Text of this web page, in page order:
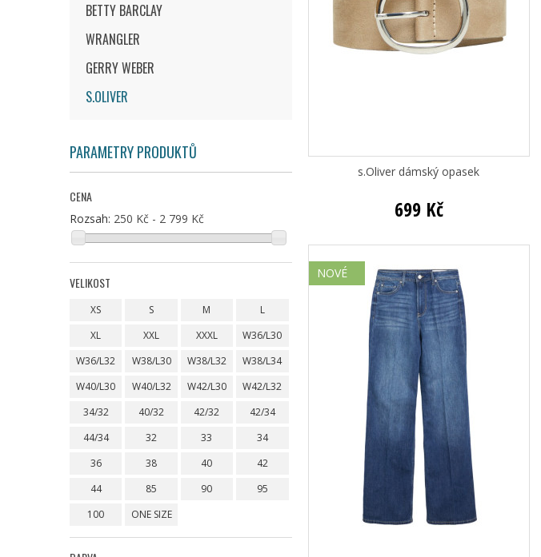
s.Oliver dámský opasek
699 Kč
NOVÉ
BETTY BARCLAY
WRANGLER
GERRY WEBER
S.OLIVER
PARAMETRY PRODUKTŮ
CENA
Rozsah: 250 Kč - 2 799 Kč
VELIKOST
XS S M
L
XL
XXL XXXL
W36/L30
W36/L32
W38/L30 W38/L32
W38/L34
W40/L30
W40/L32 W42/L30
W42/L32
34/32
40/32 42/32
42/34
44/34
32 33
34
36
38 40
42
44
85 90
95
100
ONE SIZE